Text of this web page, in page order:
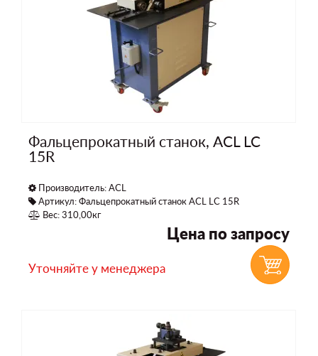
Фальцепрокатный станок, ACL LC
15R
Производитель:ACL
Артикул: Фальцепрокатный станок ACL LC 15R
Вес: 310,00кг
Цена по запросу
Уточняйте у менеджера